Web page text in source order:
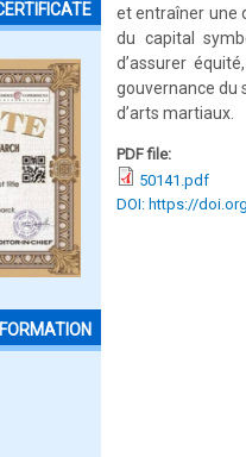
et entraîner une
du capital
d’assurer
gouvernance du
d’arts martiaux.
PDF file:
50141.pdf
DOI: https://